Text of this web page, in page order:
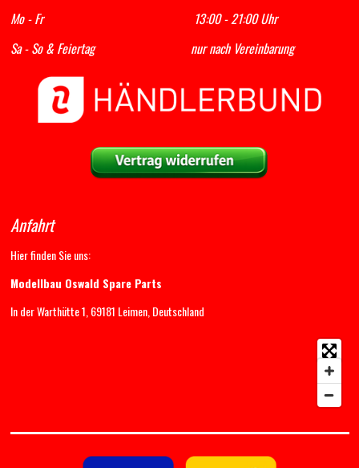
Mo - Fr 13:00 - 21:00 Uhr
Sa - So & Feiertag nur nach Vereinbarung
Anfahrt
Hier finden Sie uns:
Modellbau Oswald Spare Parts
In der Warthütte 1, 69181 Leimen, Deutschland